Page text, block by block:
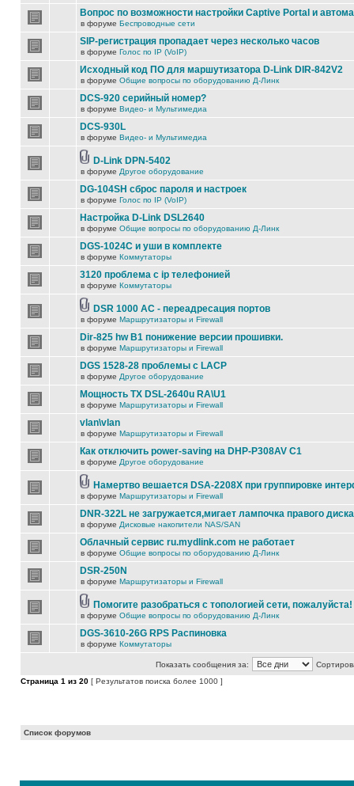
Вопрос по возможности настройки Captive Portal и
в форуме Беспроводные сети
SIP-регистрация пропадает через несколько часов
в форуме Голос по IP (VoIP)
Исходный код ПО для маршутизатора D-Link DIR-842V2
в форуме Общие вопросы по оборудованию Д-Линк
DCS-920 серийный номер?
в форуме Видео- и Мультимедиа
DCS-930L
в форуме Видео- и Мультимедиа
D-Link DPN-5402
в форуме Другое оборудование
DG-104SH сброс пароля и настроек
в форуме Голос по IP (VoIP)
Настройка D-Link DSL2640
в форуме Общие вопросы по оборудованию Д-Линк
DGS-1024C и уши в комплекте
в форуме Коммутаторы
3120 проблема с ip телефонией
в форуме Коммутаторы
DSR 1000 AC - переадресация портов
в форуме Маршрутизаторы и Firewall
Dir-825 hw B1 понижение версии прошивки.
в форуме Маршрутизаторы и Firewall
DGS 1528-28 проблемы с LACP
в форуме Другое оборудование
Мощность TX DSL-2640u RA\U1
в форуме Маршрутизаторы и Firewall
vlan\vlan
в форуме Маршрутизаторы и Firewall
Как отключить power-saving на DHP-P308AV C1
в форуме Другое оборудование
Намертво вешается DSA-2208X при группировке
в форуме Маршрутизаторы и Firewall
DNR-322L не загружается,мигает лампочка правого диска
в форуме Дисковые накопители NAS/SAN
Облачный сервис ru.mydlink.com не работает
в форуме Общие вопросы по оборудованию Д-Линк
DSR-250N
в форуме Маршрутизаторы и Firewall
Помогите разобраться с топологией сети, пожалуйста!
в форуме Общие вопросы по оборудованию Д-Линк
DGS-3610-26G RPS Распиновка
в форуме Коммутаторы
Показать сообщения за:
Страница 1 из 20 [ Результатов поиска более 1000 ]
Список форумов